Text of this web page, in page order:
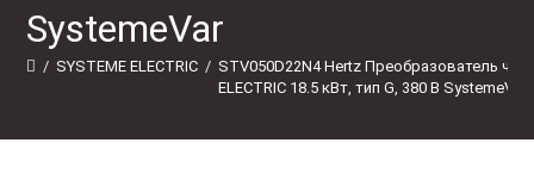
SystemeVar
/ SYSTEME ELECTRIC / STV050D22N4 Hertz Преобразователь
ELECTRIC 18.5 кВт, тип G, 380 В SystemeVar